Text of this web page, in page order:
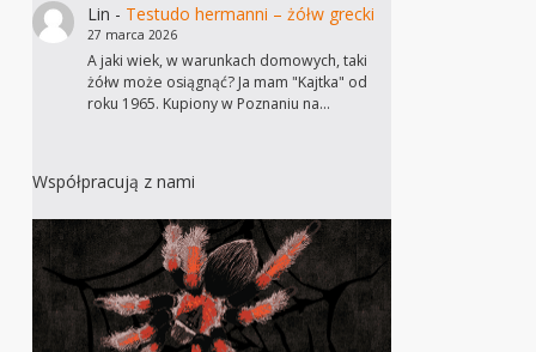
Lin - Testudo hermanni – żółw grecki
27 marca 2026
A jaki wiek, w warunkach domowych, taki
żółw może osiągnąć? Ja mam "Kajtka" od
roku 1965. Kupiony w Poznaniu na…
Współpracują z nami